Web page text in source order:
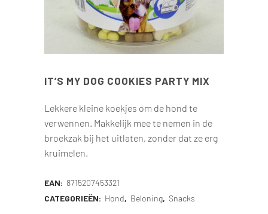
IT’S MY DOG COOKIES PARTY MIX
Lekkere kleine koekjes om de hond te
verwennen. Makkelijk mee te nemen in de
broekzak bij het uitlaten, zonder dat ze erg
kruimelen.
EAN: 8715207453321
CATEGORIEËN: Hond, Beloning, Snacks